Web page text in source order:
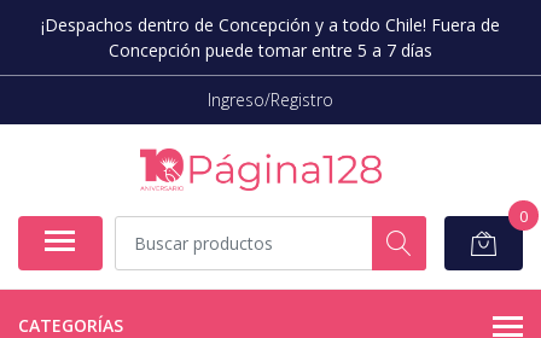
¡Despachos dentro de Concepción y a todo Chile! Fuera de
Concepción puede tomar entre 5 a 7 días
Ingreso/Registro
0
CATEGORÍAS